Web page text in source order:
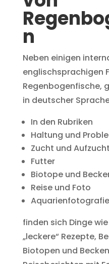
n
Neben einigen
englischsprachigen
Regenbogenfische,
in deutscher
In den Rubriken
Haltung und
Zucht und Aufzucht
Futter
Biotope und
Reise und Foto
Aquarienfotografie
finden sich Dinge
„leckere“ Rezepte,
Biotopen und